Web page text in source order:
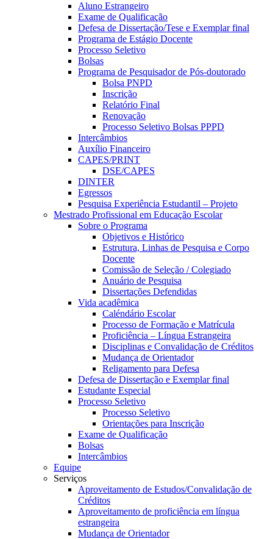
Aluno Estrangeiro
Exame de Qualificação
Defesa de Dissertação/Tese e Exemplar final
Programa de Estágio Docente
Processo Seletivo
Bolsas
Programa de Pesquisador de Pós-doutorado
Bolsa PNPD
Inscrição
Relatório Final
Renovação
Processo Seletivo Bolsas PPPD
Intercâmbios
Auxílio Financeiro
CAPES/PRINT
DSE/CAPES
DINTER
Egressos
Pesquisa Experiência Estudantil – Projeto
Mestrado Profissional em Educação Escolar
Sobre o Programa
Objetivos e Histórico
Estrutura, Linhas de Pesquisa e Corpo
Docente
Comissão de Seleção / Colegiado
Anuário de Pesquisa
Dissertações Defendidas
Vida acadêmica
Caléndário Escolar
Processo de Formação e Matrícula
Proficiência – Língua Estrangeira
Disciplinas e Convalidação de Créditos
Mudança de Orientador
Religamento para Defesa
Defesa de Dissertação e Exemplar final
Estudante Especial
Processo Seletivo
Processo Seletivo
Orientações para Inscrição
Exame de Qualificação
Bolsas
Intercâmbios
Equipe
Serviços
Aproveitamento de Estudos/Convalidação de
Créditos
Aproveitamento de proficiência em língua
estrangeira
Mudança de Orientador